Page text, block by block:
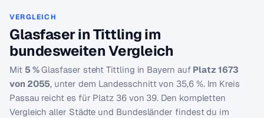
VERGLEICH
Glasfaser in Tittling im
bundesweiten Vergleich
Mit 5 %Glasfaser steht Tittling in Bayern auf Platz 1673
von 2055, unter dem Landesschnitt von 35,6 %. Im Kreis
Passau reicht es für Platz 36 von 39. Den kompletten
Vergleich aller Städte und Bundesländer findest du im